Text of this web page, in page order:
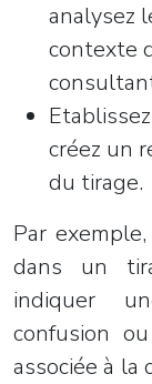
analysez
contexte
créez un
du tirage.
Par
dans un
indiquer
confusion
associée à la